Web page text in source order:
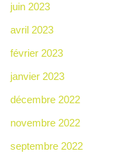
juin 2023
avril 2023
février 2023
janvier 2023
décembre 2022
novembre 2022
septembre 2022